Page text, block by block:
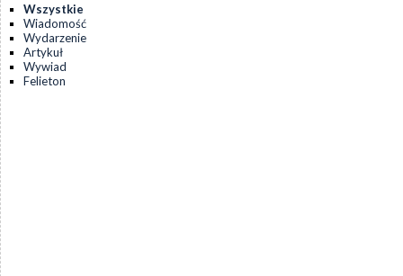
Wszystkie
Wiadomość
Wydarzenie
Artykuł
Wywiad
Felieton